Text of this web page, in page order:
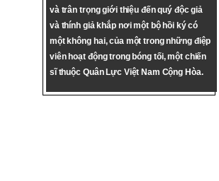
và trân trọng giới thiệu đến quý độc giả
và thính giả khắp nơi một bộ hồi ký có
một không hai, của một trong những điệp
viên hoạt động trong bóng tối, một chiến
sĩ thuộc Quân Lực Việt Nam Cộng Hòa.